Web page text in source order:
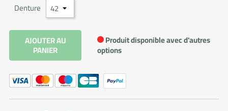
Denture
AJOUTER AU
PANIER
Produit disponible avec d'autres
options